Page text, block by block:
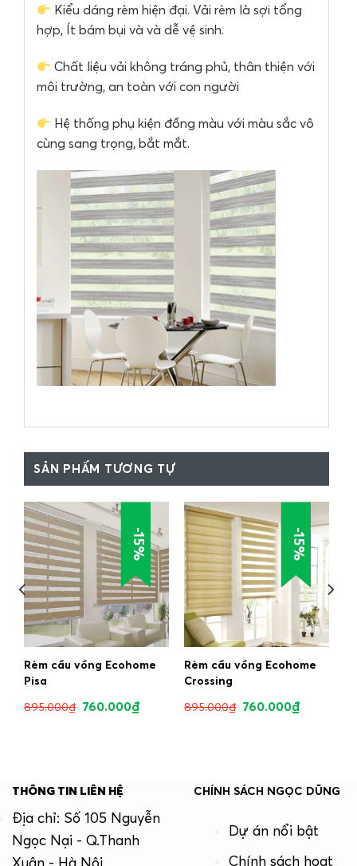
Kiểu dáng rèm hiện đại.Vải rèm là sợi tổng
hợp, Ít bám bụi và và dễ vệ sinh.
Chất liệu vải không tráng phủ, thân thiện với
môi trường, an toàn với con người
Hệ thống phụ kiện đồng màu với màu sắc vô
cùng sang trọng, bắt mắt.
SẢN PHẨM TƯƠNG TỰ
-15%
Rèm cầu vồng Ecohome
Pisa
895.000₫ 760.000₫
-15%
Rèm cầu vồng Ecohome
Crossing
895.000₫ 760.000₫
THÔNG TIN LIÊN HỆ
Địa chỉ: Số 105 Nguyễn
Ngọc Nại - Q.Thanh
CHÍNH SÁCH NGỌC DŨNG
Dự án nổi bật
Chính sách hoạt